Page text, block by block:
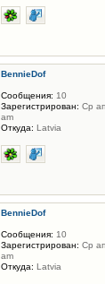
BennieDof
Сообщения: 10
Зарегистрирован: Ср
am
Откуда: Latvia
BennieDof
Сообщения: 10
Зарегистрирован: Ср
am
Откуда: Latvia